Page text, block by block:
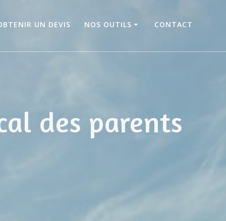
UN DEVIS NOS OUTILS CONTACT
des parents